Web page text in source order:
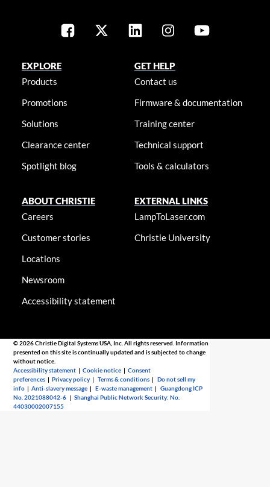
EXPLORE
Products
Promotions
Solutions
Clearance center
Spotlight blog
GET HELP
Contact us
Firmware & documentation
Training center
Technical support
Tools & calculators
ABOUT CHRISTIE
Careers
Customer stories
Locations
Newsroom
Accessibility statement
EXTERNAL LINKS
LampToLaser.com
Christie University
© 2026 Christie Digital Systems USA, Inc. All rights reserved. Information
presented on this site is continually updated and is subjected to change
without notice.
Accessibility statement |Cookie notice |Consent
preferences |Privacy policy |Terms & conditions |Do not sell my
info |Anti-slavery message |E-waste management |Guangdong ICP
No. 2021088042-6 |Shanghai Public Network Security: No.
44030002007155